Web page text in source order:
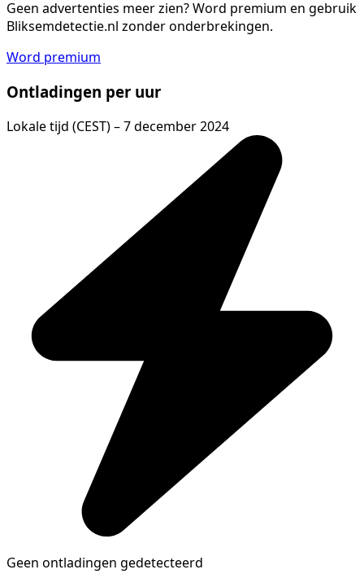
Geen advertenties meer zien?Word premium en gebruik
Bliksemdetectie.nl zonder onderbrekingen.
Word premium
Ontladingen per uur
Lokale tijd (CEST) – 7 december 2024
Geen ontladingen gedetecteerd